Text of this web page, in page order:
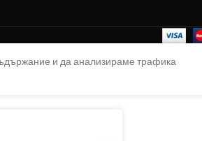
и да анализираме трафика